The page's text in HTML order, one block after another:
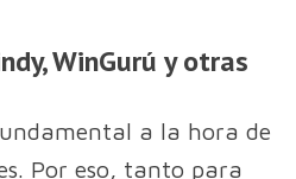
WinGurú y otras
a la hora de
Por eso, tanto para